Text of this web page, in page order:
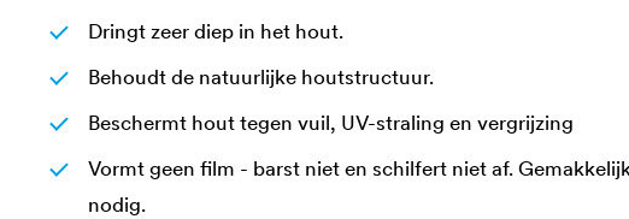
Dringt zeer diep in het hout.
Behoudt de natuurlijke houtstructuur.
Beschermt hout tegen vuil, UV-straling en vergrijzing
Vormt geen film - barst niet en schilfert niet af.
nodig.